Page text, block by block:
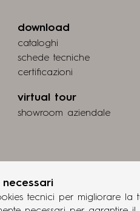
download
cataloghi
schede tecniche
certiﬁcazioni
virtual tour
showroom aziendale
tecnici per migliorare